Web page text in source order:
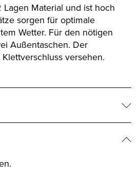
Material und ist hoch
sorgen für optimale
Wetter. Für den nötigen
Außentaschen. Der
versehen.